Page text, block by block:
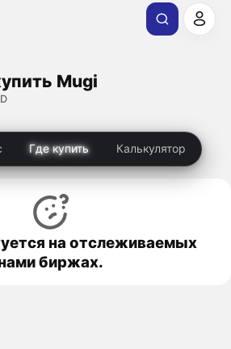
Mugi
Где купить Калькулятор
на отслеживаемых
биржах.